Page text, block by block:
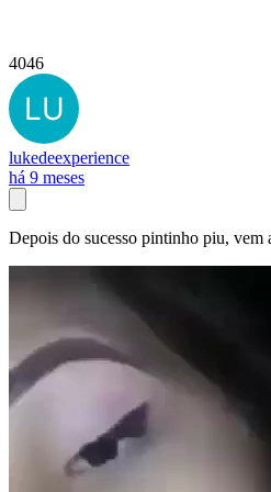
4046
lukedeexperience
há 9 meses
Depois do sucesso pintinho piu,